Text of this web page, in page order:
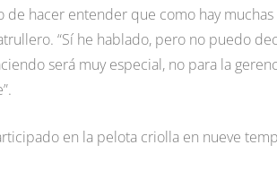
hacer entender que como hay
“Sí he hablado, pero no puedo
será muy especial, no para la
en la pelota criolla en nueve